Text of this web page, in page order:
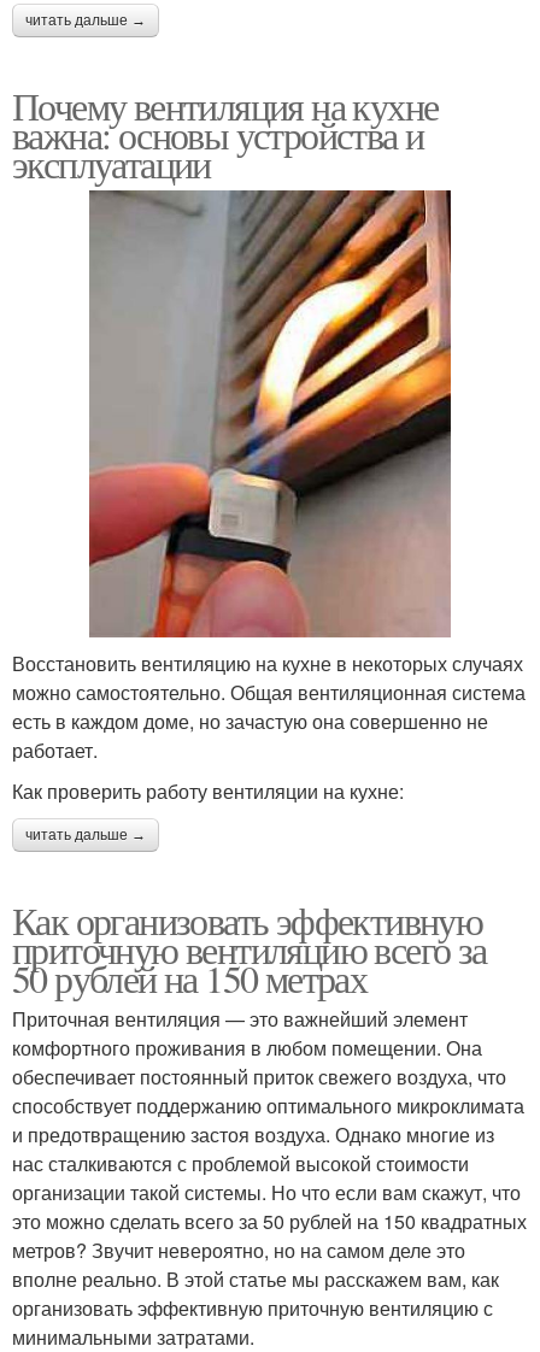
читать дальше →
Почему вентиляция на кухне
важна: основы устройства и
эксплуатации
Восстановить вентиляцию на кухне в некоторых случаях
можно самостоятельно. Общая вентиляционная система
есть в каждом доме, но зачастую она совершенно не
работает.
Как проверить работу вентиляции на кухне:
читать дальше →
Как организовать эффективную
приточную вентиляцию всего за
50 рублей на 150 метрах
Приточная вентиляция — это важнейший элемент
комфортного проживания в любом помещении. Она
обеспечивает постоянный приток свежего воздуха, что
способствует поддержанию оптимального микроклимата
и предотвращению застоя воздуха. Однако многие из
нас сталкиваются с проблемой высокой стоимости
организации такой системы. Но что если вам скажут, что
это можно сделать всего за 50 рублей на 150 квадратных
метров? Звучит невероятно, но на самом деле это
вполне реально. В этой статье мы расскажем вам, как
организовать эффективную приточную вентиляцию с
минимальными затратами.